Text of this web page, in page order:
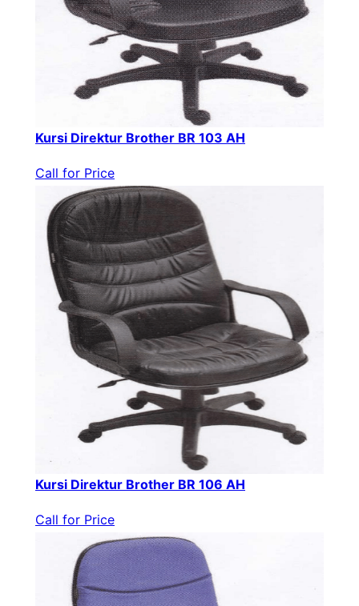
Kursi Direktur Brother BR 103 AH
Call for Price
Kursi Direktur Brother BR 106 AH
Call for Price